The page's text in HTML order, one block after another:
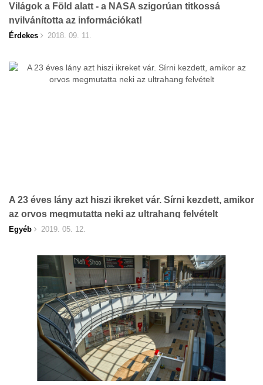
Világok a Föld alatt - a NASA szigorúan titkossá
nyilvánította az információkat!
Érdekes 2018. 09. 11.
A 23 éves lány azt hiszi ikreket vár. Sírni kezdett, amikor
az orvos megmutatta neki az ultrahang felvételt
Egyéb 2019. 05. 12.